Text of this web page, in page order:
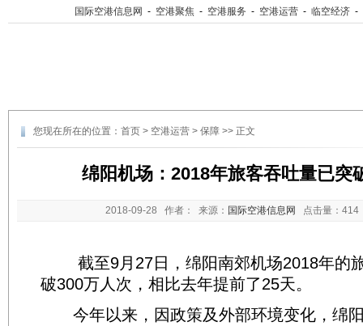
国际空港信息网 - 空港聚焦 - 空港服务 - 空港运营 - 临空经济 -
您现在所在的位置： 首页 > 空港运营 > 保障 >> 正文
绵阳机场：2018年旅客吞吐量已突
2018-09-28 作者： 来源： 国际空港信息网 点击量：
截至9月27日，绵阳南郊机场2018年的
破300万人次，相比去年提前了25天。
今年以来，因政策及外部环境变化，绵